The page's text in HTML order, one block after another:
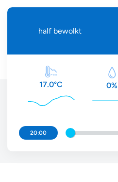
half bewolkt
17.0°C 0%
20:00